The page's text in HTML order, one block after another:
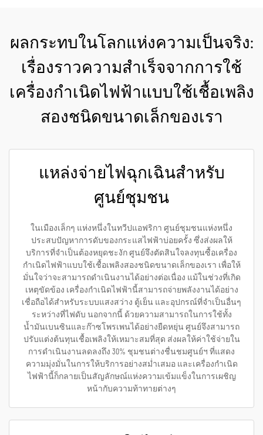
ผลกระทบในโลกแห่งความเป็นจริง:
เรื่องราวความสำเร็จจากการใช้
เครื่องกำเนิดไฟฟ้าแบบใช้เชื้อเพลิง
สองชนิดขนาดเล็กของเรา
แหล่งจ่ายไฟฉุกเฉินสำหรับ
ศูนย์ชุมชน
ในเมืองเล็กๆ แห่งหนึ่งในทวีปแอฟริกา ศูนย์ชุมชนแห่งหนึ่ง
ประสบปัญหาการดับของกระแสไฟฟ้าบ่อยครั้ง ซึ่งส่งผลให้
บริการที่จำเป็นต้องหยุดชะงัก ศูนย์จึงตัดสินใจลงทุนซื้อเครื่อง
กำเนิดไฟฟ้าแบบใช้เชื้อเพลิงสองชนิดขนาดเล็กของเรา เพื่อให้
มั่นใจว่าจะสามารถดำเนินงานได้อย่างต่อเนื่อง แม้ในช่วงที่เกิด
เหตุขัดข้อง เครื่องกำเนิดไฟฟ้านี้สามารถจ่ายพลังงานได้อย่าง
เชื่อถือได้สำหรับระบบแสงสว่าง ตู้เย็น และอุปกรณ์ที่จำเป็นอื่นๆ
ระหว่างที่ไฟดับ นอกจากนี้ ด้วยความสามารถในการใช้ทั้ง
น้ำมันเบนซินและก๊าซโพรเพนได้อย่างยืดหยุ่น ศูนย์จึงสามารถ
ปรับแต่งต้นทุนเชื้อเพลิงให้เหมาะสมที่สุด ส่งผลให้ค่าใช้จ่ายใน
การดำเนินงานลดลงถึง 30% ชุมชนต่างชื่นชมศูนย์ฯ ที่แสดง
ความมุ่งมั่นในการให้บริการอย่างสม่ำเสมอ และเครื่องกำเนิด
ไฟฟ้านี้ก็กลายเป็นสัญลักษณ์แห่งความเข้มแข็งในการเผชิญ
หน้ากับความท้าทายต่างๆ